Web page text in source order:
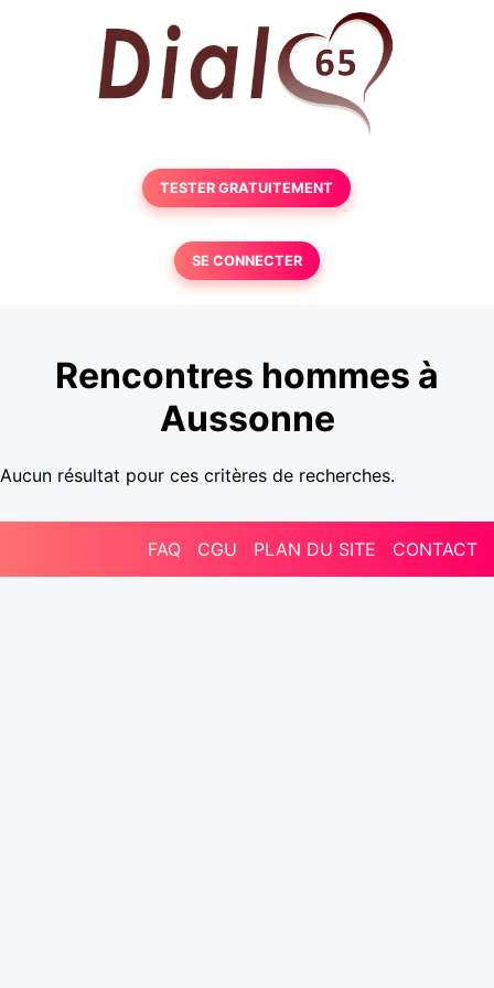
TESTER GRATUITEMENT
SE CONNECTER
Rencontres hommes à
Aussonne
Aucun résultat pour ces critères de recherches.
FAQ CGU PLAN DU SITE CONTACT